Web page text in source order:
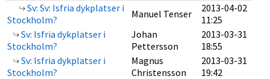
Sv: Sv: Isfria dykplatser i
Stockholm?
Manuel Tenser
2013-04-02
11:25
Sv: Isfria dykplatser i
Stockholm?
Johan
Pettersson
2013-03-31
18:55
Sv: Isfria dykplatser i
Stockholm?
Magnus
Christensson
2013-03-31
19:42